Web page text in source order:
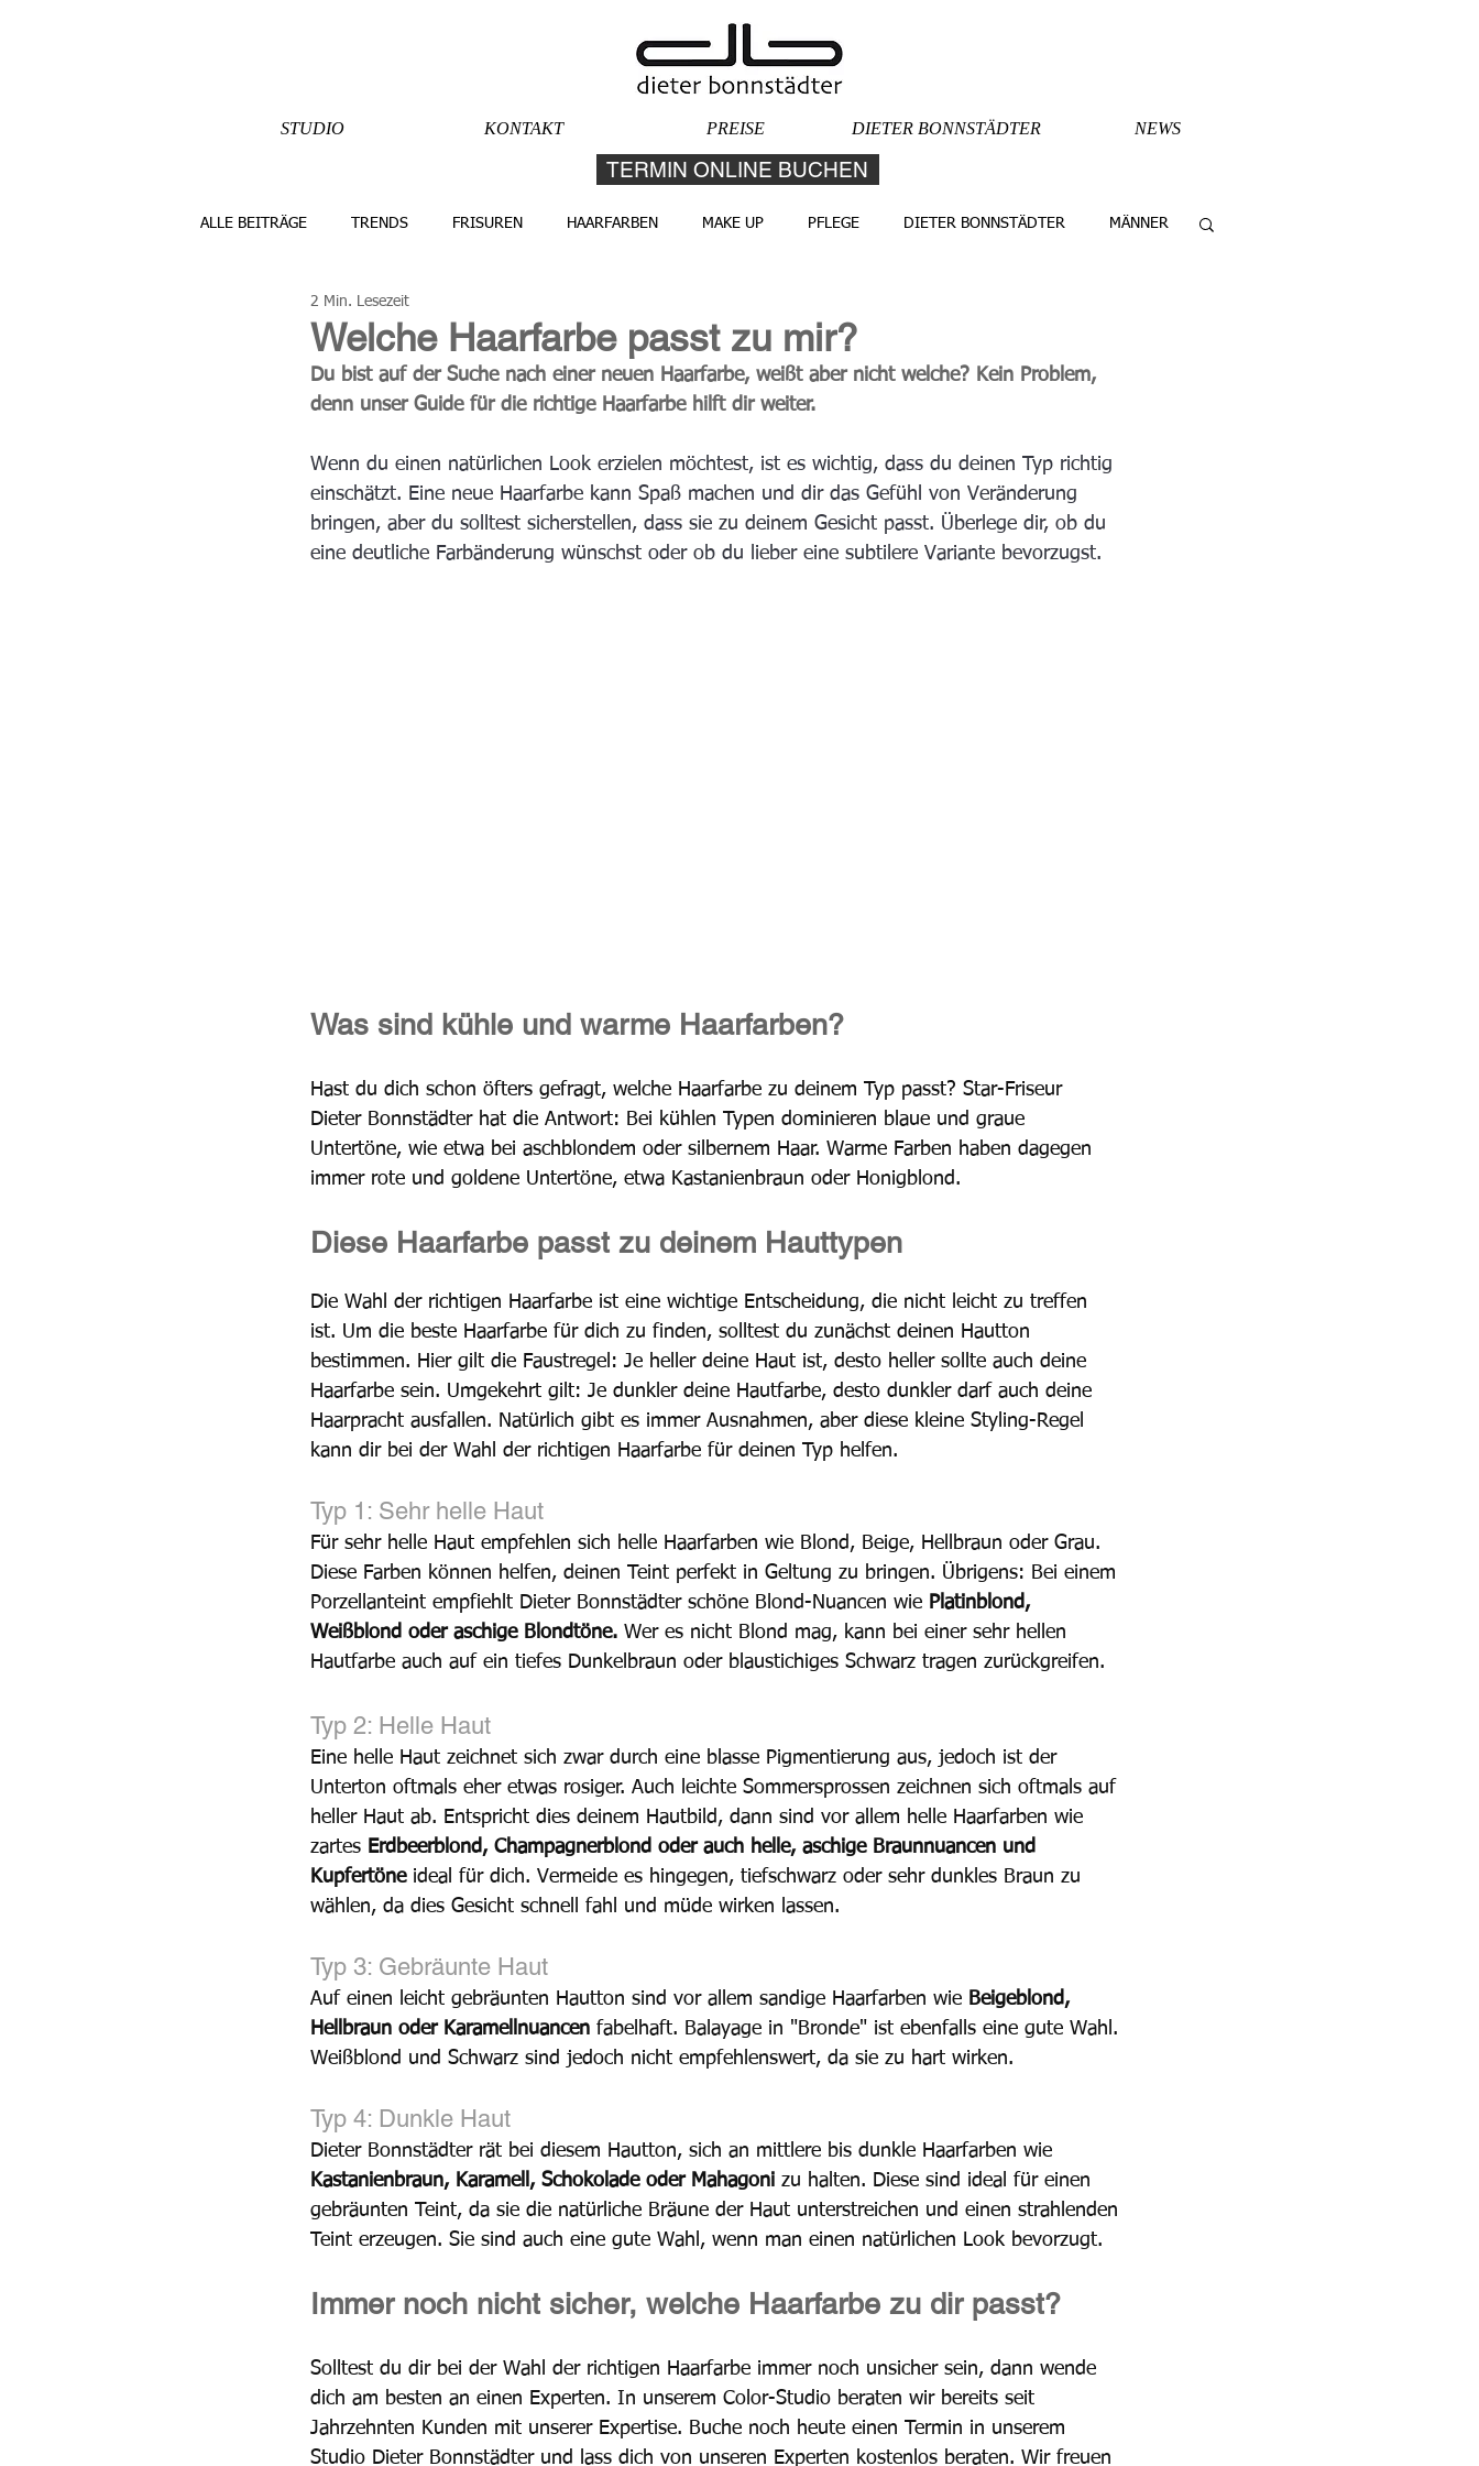
STUDIO KONTAKT PREISE DIETER BONNSTÄDTER NEWS
TERMIN ONLINE BUCHEN
ALLE BEITRÄGE TRENDS FRISUREN HAARFARBEN MAKE UP PFLEGE DIETER BONNSTÄDTER MÄNNER
Welche Haarfarbe passt zu mir?
2 Min. Lesezeit
Du bist auf der Suche nach einer neuen Haarfarbe, weißt aber nicht welche? Kein Problem,
denn unser Guide für die richtige Haarfarbe hilft dir weiter.
Wenn du einen natürlichen Look erzielen möchtest, ist es wichtig, dass du deinen Typ richtig
einschätzt. Eine neue Haarfarbe kann Spaß machen und dir das Gefühl von Veränderung
bringen, aber du solltest sicherstellen, dass sie zu deinem Gesicht passt. Überlege dir, ob du
eine deutliche Farbänderung wünschst oder ob du lieber eine subtilere Variante bevorzugst.
Was sind kühle und warme Haarfarben?
Hast du dich schon öfters gefragt, welche Haarfarbe zu deinem Typ passt? Star-Friseur
Dieter Bonnstädter hat die Antwort: Bei kühlen Typen dominieren blaue und graue
Untertöne, wie etwa bei aschblondem oder silbernem Haar. Warme Farben haben dagegen
immer rote und goldene Untertöne, etwa Kastanienbraun oder Honigblond.
Diese Haarfarbe passt zu deinem Hauttypen
Die Wahl der richtigen Haarfarbe ist eine wichtige Entscheidung, die nicht leicht zu treffen
ist. Um die beste Haarfarbe für dich zu finden, solltest du zunächst deinen Hautton
bestimmen. Hier gilt die Faustregel: Je heller deine Haut ist, desto heller sollte auch deine
Haarfarbe sein. Umgekehrt gilt: Je dunkler deine Hautfarbe, desto dunkler darf auch deine
Haarpracht ausfallen. Natürlich gibt es immer Ausnahmen, aber diese kleine Styling-Regel
kann dir bei der Wahl der richtigen Haarfarbe für deinen Typ helfen.
Typ 1: Sehr helle Haut
Für sehr helle Haut empfehlen sich helle Haarfarben wie Blond, Beige, Hellbraun oder Grau.
Diese Farben können helfen, deinen Teint perfekt in Geltung zu bringen. Übrigens: Bei einem
Porzellanteint empfiehlt Dieter Bonnstädter schöne Blond-Nuancen wie Platinblond,
Weißblond oder aschige Blondtöne. Wer es nicht Blond mag, kann bei einer sehr hellen
Hautfarbe auch auf ein tiefes Dunkelbraun oder blaustichiges Schwarz tragen zurückgreifen.
Typ 2: Helle Haut
Eine helle Haut zeichnet sich zwar durch eine blasse Pigmentierung aus, jedoch ist der
Unterton oftmals eher etwas rosiger. Auch leichte Sommersprossen zeichnen sich oftmals auf
heller Haut ab. Entspricht dies deinem Hautbild, dann sind vor allem helle Haarfarben wie
zartes Erdbeerblond, Champagnerblond oder auch helle, aschige Braunnuancen und
Kupfertöne ideal für dich. Vermeide es hingegen, tiefschwarz oder sehr dunkles Braun zu
wählen, da dies Gesicht schnell fahl und müde wirken lassen.
Typ 3: Gebräunte Haut
Auf einen leicht gebräunten Hautton sind vor allem sandige Haarfarben wie Beigeblond,
Hellbraun oder Karamellnuancen fabelhaft. Balayage in "Bronde" ist ebenfalls eine gute Wahl.
Weißblond und Schwarz sind jedoch nicht empfehlenswert, da sie zu hart wirken.
Typ 4: Dunkle Haut
Dieter Bonnstädter rät bei diesem Hautton, sich an mittlere bis dunkle Haarfarben wie
Kastanienbraun, Karamell, Schokolade oder Mahagoni zu halten. Diese sind ideal für einen
gebräunten Teint, da sie die natürliche Bräune der Haut unterstreichen und einen strahlenden
Teint erzeugen. Sie sind auch eine gute Wahl, wenn man einen natürlichen Look bevorzugt.
Immer noch nicht sicher, welche Haarfarbe zu dir passt?
Solltest du dir bei der Wahl der richtigen Haarfarbe immer noch unsicher sein, dann wende
dich am besten an einen Experten. In unserem Color-Studio beraten wir bereits seit
Jahrzehnten Kunden mit unserer Expertise. Buche noch heute einen Termin in unserem
Studio Dieter Bonnstädter und lass dich von unseren Experten kostenlos beraten. Wir freuen